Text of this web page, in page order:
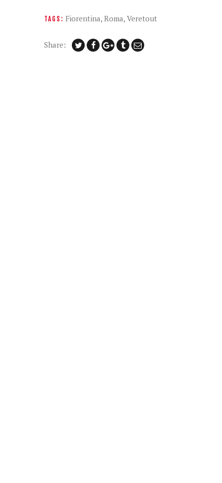
TAGS: Fiorentina, Roma, Veretout
Share: